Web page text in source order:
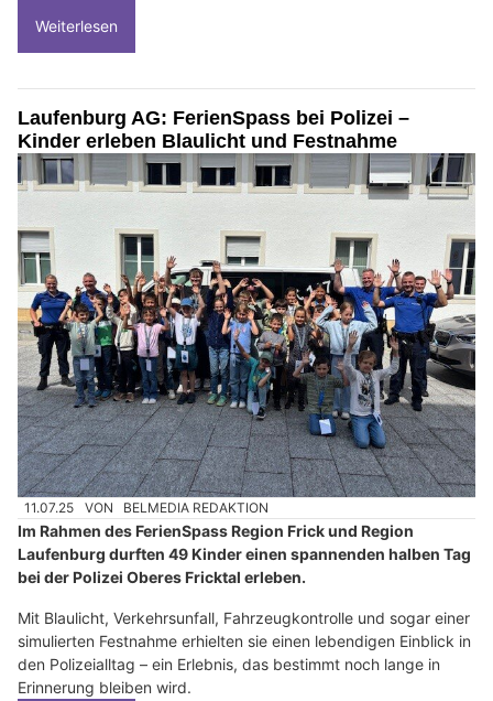
Weiterlesen
Laufenburg AG: FerienSpass bei Polizei –
Kinder erleben Blaulicht und Festnahme
11.07.25 VON BELMEDIA REDAKTION
Im Rahmen des FerienSpass Region Frick und Region
Laufenburg durften 49 Kinder einen spannenden halben Tag
bei der Polizei Oberes Fricktal erleben.
Mit Blaulicht, Verkehrsunfall, Fahrzeugkontrolle und sogar einer
simulierten Festnahme erhielten sie einen lebendigen Einblick in
den Polizeialltag – ein Erlebnis, das bestimmt noch lange in
Erinnerung bleiben wird.